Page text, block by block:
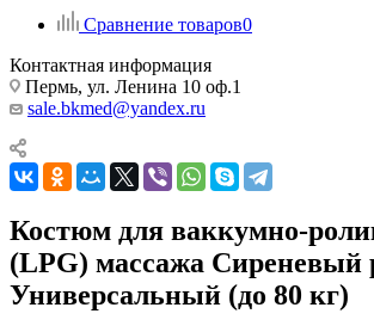
Сравнение товаров0
Контактная информация
Пермь, ул. Ленина 10 оф.1
sale.bkmed@yandex.ru
Костюм для ваккумно-
(LPG) массажа Сиреневый
Универсальный (до 80 кг)